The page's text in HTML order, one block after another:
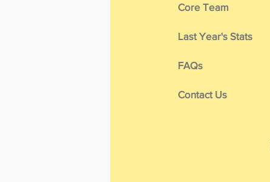
Core Team
Last Year's Stats
FAQs
Contact Us